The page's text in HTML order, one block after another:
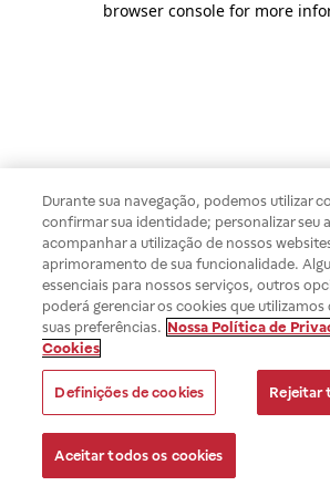
browser console for more
Durante sua navegação, podemos utilizar
confirmar sua identidade; personalizar seu
acompanhar a utilização de nossos
aprimoramento de sua funcionalidade.
essenciais para nossos serviços, outros
poderá gerenciar os cookies que
suas preferências. Nossa Política de
Cookies
Definições de cookies Rejeitar
Aceitar todos os cookies